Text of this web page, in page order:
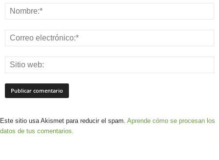
Este sitio usa Akismet para reducir el spam. Aprende cómo se procesan los
datos de tus comentarios.